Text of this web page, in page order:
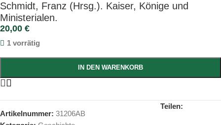
Schmidt, Franz (Hrsg.). Kaiser, Könige und
Ministerialen.
20,00 €
1 vorrätig
IN DEN WARENKORB
Artikelnummer: 31206AB
Teilen: